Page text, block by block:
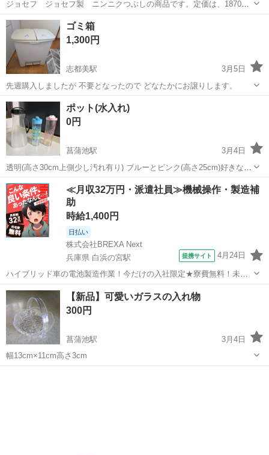
ジョセフ ジョセフ製 ニンニクつぶしの商品です。定価は、1870円
です。 新品、未使用品です。 使い方としては、左右に揺らしながら、
ニンニクをつぶします。 つぶしたニンニクは、スプーンですくえま
す。 ノークレーム、ノーリター...
奈良 北葛城郡 畠田駅
ゴミ箱
1,300円
志都美駅
3月5日
先週購入しましたが 不要となったので どなたかにお譲りします。
奈良 北葛城郡 志都美駅
ポット(水入れ)
0円
菖蒲池駅
3月4日
透明(高さ30cm上側少し汚れ有り) ブルーとピンク(高さ25cm)好きな物
をお持ち帰りください
奈良 奈良市 菖蒲池駅 家庭用品 ポット
≪月収32万円・派遣社員≫機械操作・製造補
助
時給1,400円
日払い
株式会社BREXA Next
兵庫県 白浜の宮駅
提携サイト 4月24日
ハイブリッド車の電池製造作業！今だけの入社限定★寮費無料！未経
験活躍中★20～50代の男性活躍中！安定企業で長期で働きたい方オス
スメ！年間休日130日！正社員登用制度あり！マイカー通勤OK！ワン
ルーム寮完備！《兵庫県姫路市》...
兵庫 姫路市 白浜の宮駅 その他
【新品】可愛いガラスの入れ物
300円
菖蒲池駅
3月4日
幅13cm×11cm高さ3cm